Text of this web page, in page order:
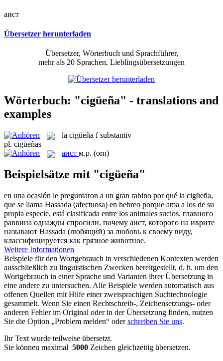
аист
Übersetzer herunterladen
Übersetzer, Wörterbuch und Sprachführer,
mehr als 20 Sprachen, Lieblingsübersetzungen
Wörterbuch: "cigüeña" - translations and
examples
la cigüeña f substantiv
pl. cigüeñas
аист м.р. (orn)
Beispielsätze mit "cigüeña"
en una ocasión le preguntaron a un gran rabino por qué la cigüeña,
que se llama Hassada (afectuosa) en hebreo porque ama a los de su
propia especie, está clasificada entre los animales sucios. главного
раввина однажды спросили, почему аист, которого на иврите
называют Hassada (любящий) за любовь к своему виду,
классифицируется как грязное животное.
Weitere Informationen
Beispiele für den Wortgebrauch in verschiedenen Kontexten werden
ausschließlich zu linguistischen Zwecken bereitgestellt, d. h. um den
Wortgebrauch in einer Sprache und Varianten ihrer Übersetzung in
eine andere zu untersuchen. Alle Beispiele werden automatisch aus
offenen Quellen mit Hilfe einer zweisprachigen Suchtechnologie
gesammelt. Wenn Sie einen Rechtschreib-, Zeichensetzungs- oder
anderen Fehler im Original oder in der Übersetzung finden, nutzen
Sie die Option „Problem melden“ oderschreiben Sie uns.
Ihr Text wurde teilweise übersetzt.
Sie können maximal 5000 Zeichen gleichzeitig übersetzen.